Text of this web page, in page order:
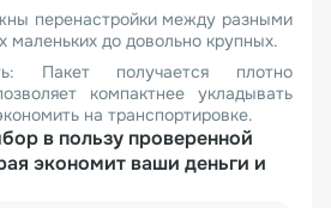
перенастройки между разными
до довольно крупных.
Пакет получается плотно
компактнее укладывать
на транспортировке.
в пользу проверенной
экономит ваши деньги и